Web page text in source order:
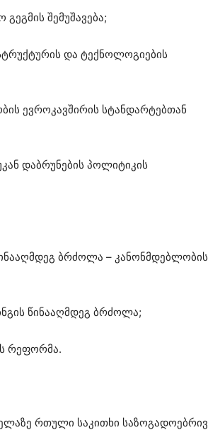
შემუშავება;
და ტექნოლოგიების
ევროკავშირის სტანდარტებთან
დაბრუნების პოლიტიკის
ბრძოლა – კანონმდებლობის
წინააღმდეგ ბრძოლა;
რეფორმა.
რთული საკითხი საზოგადოებრივ